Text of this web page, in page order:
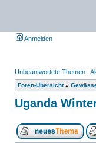
Anmelden
Unbeantwortete Themen |
Foren-Übersicht»
Uganda